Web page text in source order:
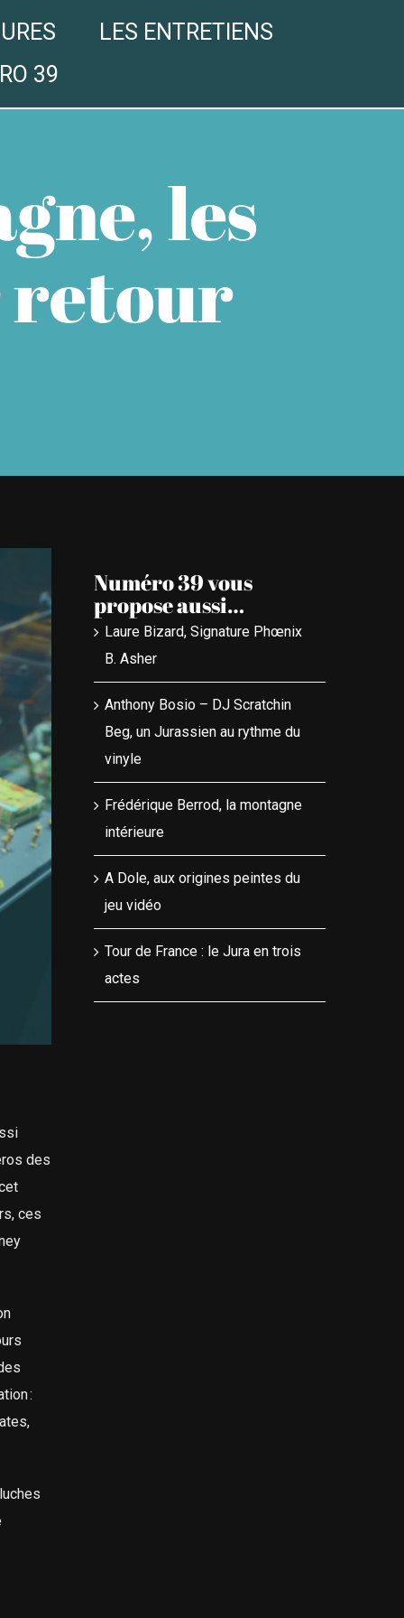
LES ENTRETIENS
39
les
retour
des
ces
:
Numéro 39 vous
propose aussi…
Laure Bizard, Signature Phœnix
B. Asher
Anthony Bosio – DJ Scratchin
Beg, un Jurassien au rythme du
vinyle
Frédérique Berrod, la montagne
intérieure
A Dole, aux origines peintes du
jeu vidéo
Tour de France : le Jura en trois
actes